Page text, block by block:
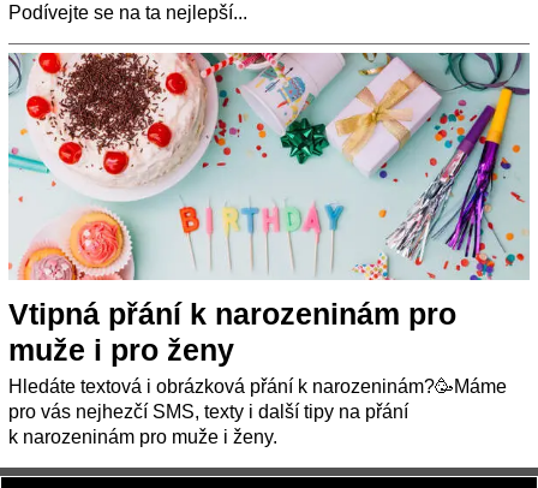
Podívejte se na ta nejlepší...
Vtipná přání k narozeninám pro
muže i pro ženy
Hledáte textová i obrázková přání k narozeninám?🥳Máme
pro vás nejhezčí SMS, texty i další tipy na přání
k narozeninám pro muže i ženy.